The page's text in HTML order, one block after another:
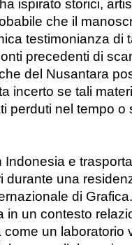
ispirato storici,
che il
testimonianza di
precedenti di
del Nusantara
incerto se tali
perduti nel tempo o
e
durante una
di
in un contesto
un laboratorio